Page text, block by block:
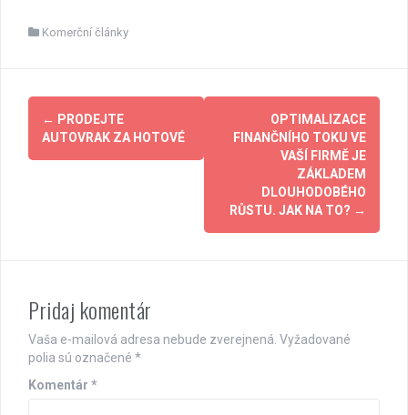
Komerční články
Post
navigation
← PRODEJTE
AUTOVRAK ZA HOTOVÉ
OPTIMALIZACE
FINANČNÍHO TOKU VE
VAŠÍ FIRMĚ JE
ZÁKLADEM
DLOUHODOBÉHO
RŮSTU. JAK NA TO? →
Pridaj komentár
Vaša e-mailová adresa nebude zverejnená. Vyžadované
polia sú označené *
Komentár *